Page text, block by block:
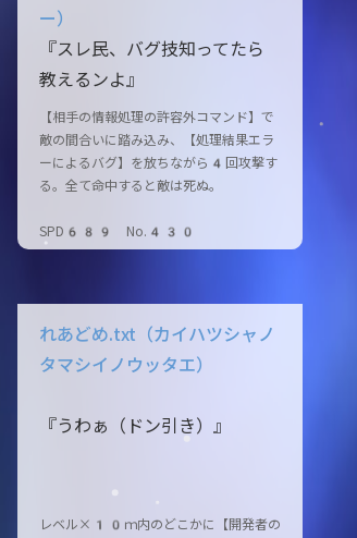
ー）
『スレ民、バグ技知ってたら
教えるンよ』
【相手の情報処理の許容外コマンド】で
敵の間合いに踏み込み、【処理結果エラ
ーによるバグ】を放ちながら4回攻撃す
る。全て命中すると敵は死ぬ。
SPD689 No.430
れあどめ.txt（カイハツシャノ
タマシイノウッタエ）
『うわぁ（ドン引き）』
レベル×10ｍ内のどこかに【開発者の